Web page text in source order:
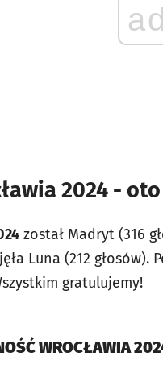
ad
2024 -
został Madryt (316
Luna (212
gratulujemy!
WROCŁAWIA